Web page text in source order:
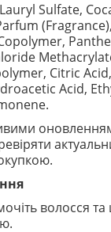
Sulfate,
(Fragrance),
Citric
Acid,
волосся та